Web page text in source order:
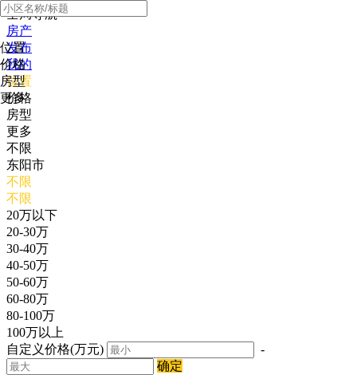
全局导航
房产
发布
我的
位置
价格
房型
更多
位置
价格
房型
更多
不限
东阳市
不限
不限
20万以下
20-30万
30-40万
40-50万
50-60万
60-80万
80-100万
100万以上
自定义价格(万元)
-
确定